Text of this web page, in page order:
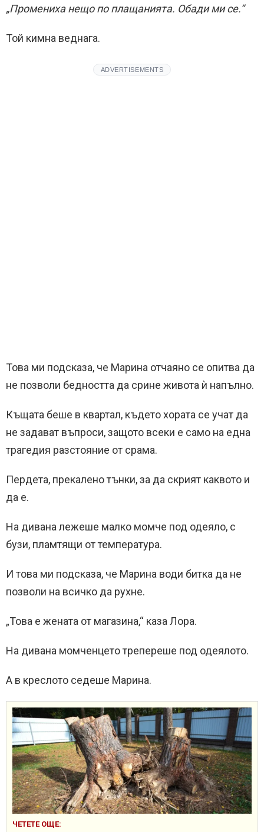
„Промениха нещо по плащанията. Обади ми се.“
Той кимна веднага.
ADVERTISEMENTS
Това ми подсказа, че Марина отчаяно се опитва да
не позволи бедността да срине живота ѝ напълно.
Къщата беше в квартал, където хората се учат да
не задават въпроси, защото всеки е само на една
трагедия разстояние от срама.
Пердета, прекалено тънки, за да скрият каквото и
да е.
На дивана лежеше малко момче под одеяло, с
бузи, пламтящи от температура.
И това ми подсказа, че Марина води битка да не
позволи на всичко да рухне.
„Това е жената от магазина,“ каза Лора.
На дивана момченцето трепереше под одеялото.
А в креслото седеше Марина.
ЧЕТЕТЕ ОЩЕ: